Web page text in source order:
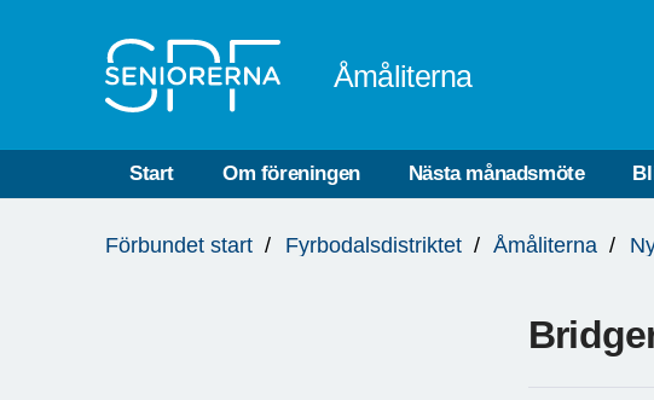
Åmåliterna
Start Om föreningen Nästa månadsmöte
är
Förbundet start Fyrbodalsdistriktet Åmåliterna